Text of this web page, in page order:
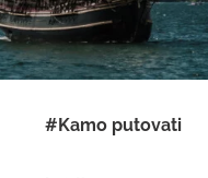
#Kamo putovati